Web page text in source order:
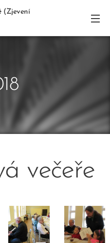
(Zjevení
večeře